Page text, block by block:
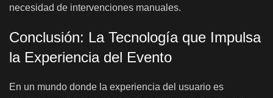
necesidad de intervenciones manuales.
Conclusión: La Tecnología que Impulsa
la Experiencia del Evento
En un mundo donde la experiencia del usuario es